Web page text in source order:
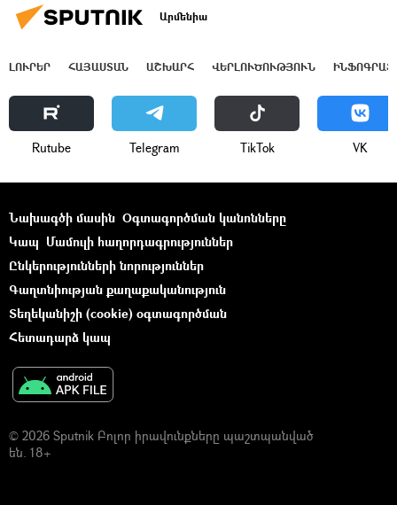
Արմենիա
ԼՈՒՐԵՐ ՀԱՅԱՍՏԱՆ ԱՇԽԱՐՀ ՎԵՐԼՈՒԾՈՒԹՅՈՒՆ
Rutube Telegram ТikТоk VK
Նախագծի մասին Օգտագործման կանոնները
Կապ Մամուլի հաղորդագրություններ
Ընկերությունների նորություններ
Գաղտնիության քաղաքականություն
Տեղեկանիշի (cookie) օգտագործման
Հետադարձ կապ
© 2026 Sputnik Բոլոր իրավունքները պաշտպանված
են. 18+